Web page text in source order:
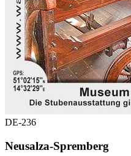
DE-236
Neusalza-Spremberg